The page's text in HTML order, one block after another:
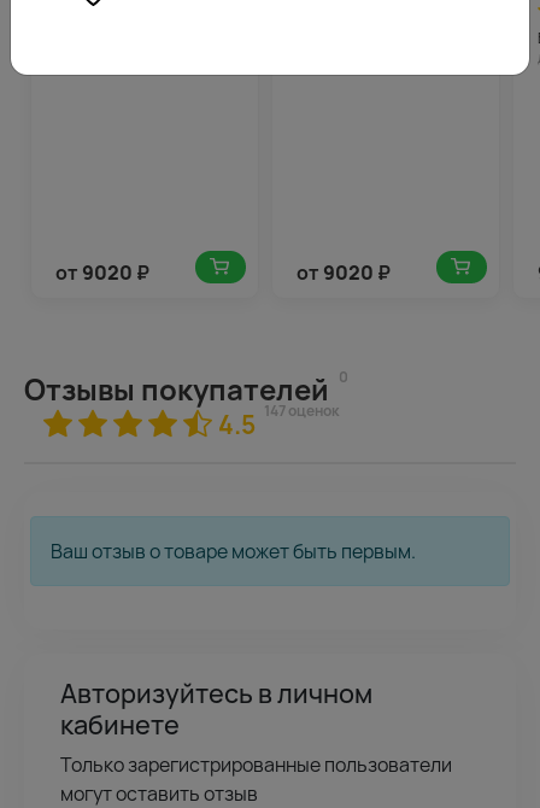
4.5(154)
(Кения) под ленту
от 9020 ₽
ленту
от 9020 ₽
Отзывы покупателей 0
4.5 147 оценок
Ваш отзыв о товаре может быть первым.
Авторизуйтесь в личном
кабинете
Только зарегистрированные пользователи
могут оставить отзыв